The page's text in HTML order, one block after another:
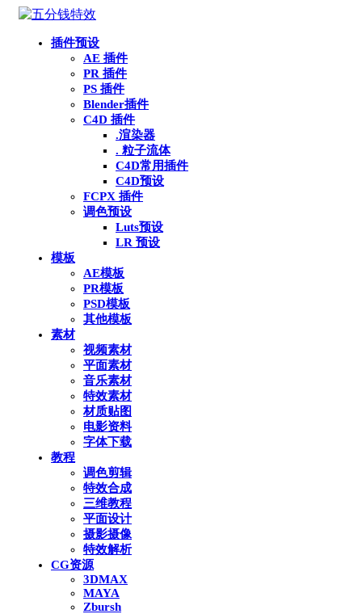
插件预设
AE 插件
PR 插件
PS 插件
Blender插件
C4D 插件
.渲染器
. 粒子流体
C4D常用插件
C4D预设
FCPX 插件
调色预设
Luts预设
LR 预设
模板
AE模板
PR模板
PSD模板
其他模板
素材
视频素材
平面素材
音乐素材
特效素材
材质贴图
电影资料
字体下载
教程
调色剪辑
特效合成
三维教程
平面设计
摄影摄像
特效解析
CG资源
3DMAX
MAYA
Zbursh